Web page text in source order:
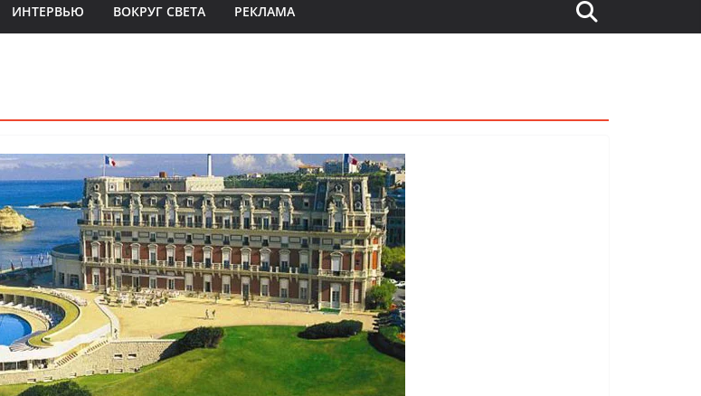
ИНТЕРВЬЮ ВОКРУГ СВЕТА РЕКЛАМА